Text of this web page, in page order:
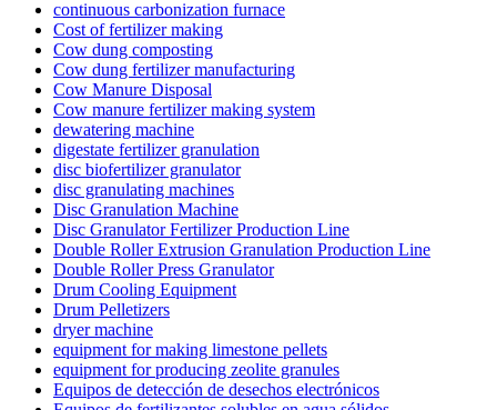
continuous carbonization furnace
Cost of fertilizer making
Cow dung composting
Cow dung fertilizer manufacturing
Cow Manure Disposal
Cow manure fertilizer making system
dewatering machine
digestate fertilizer granulation
disc biofertilizer granulator
disc granulating machines
Disc Granulation Machine
Disc Granulator Fertilizer Production Line
Double Roller Extrusion Granulation Production Line
Double Roller Press Granulator
Drum Cooling Equipment
Drum Pelletizers
dryer machine
equipment for making limestone pellets
equipment for producing zeolite granules
Equipos de detección de desechos electrónicos